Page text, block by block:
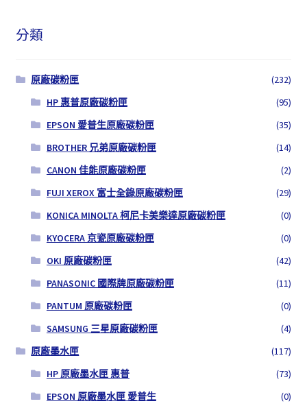
分類
原廠碳粉匣
(232)
HP 惠普原廠碳粉匣
(95)
EPSON 愛普生原廠碳粉匣
(35)
BROTHER 兄弟原廠碳粉匣
(14)
CANON 佳能原廠碳粉匣
(2)
FUJI XEROX 富士全錄原廠碳粉匣
(29)
KONICA MINOLTA 柯尼卡美樂達原廠碳粉匣
(0)
KYOCERA 京瓷原廠碳粉匣
(0)
OKI 原廠碳粉匣
(42)
PANASONIC 國際牌原廠碳粉匣
(11)
PANTUM 原廠碳粉匣
(0)
SAMSUNG 三星原廠碳粉匣
(4)
原廠墨水匣
(117)
HP 原廠墨水匣 惠普
(73)
EPSON 原廠墨水匣 愛普生
(0)